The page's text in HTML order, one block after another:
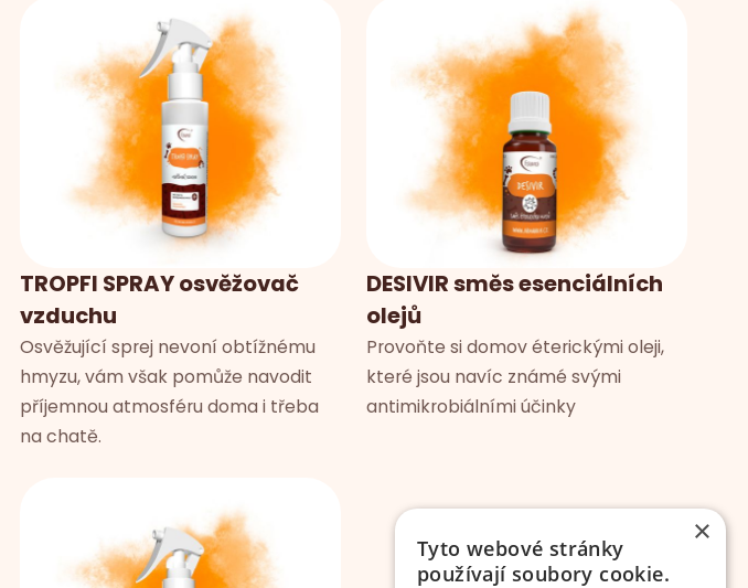
TROPFI SPRAY osvěžovač
vzduchu
Osvěžující sprej nevoní obtížnému
hmyzu, vám však pomůže navodit
příjemnou atmosféru doma i třeba
na chatě.
DESIVIR směs esenciálních
olejů
Provoňte si domov éterickými oleji,
které jsou navíc známé svými
antimikrobiálními účinky
×
Tyto webové stránky
používají soubory cookie.